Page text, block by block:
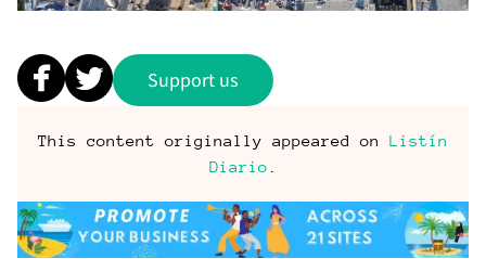
Support us
This content originally appeared on Listín
Diario .